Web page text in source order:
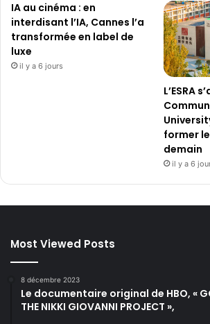
IA au cinéma : en
interdisant l’IA, Cannes l’a
transformée en label de
luxe
il y a 6 jours
L’ESRA
former
demain
il y a 6
Most Viewed Posts
8 décembre 2023
Le documentaire original de HBO, «
THE NIKKI GIOVANNI PROJECT »,